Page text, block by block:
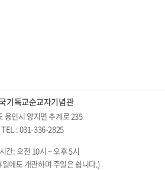
기독교순교자기념관
용인시 양지면 추계로 235
TEL : 031-336-2825
간: 오전 10시 ~ 오후 5시
일에도 개관하며 주일은 쉽니다.)